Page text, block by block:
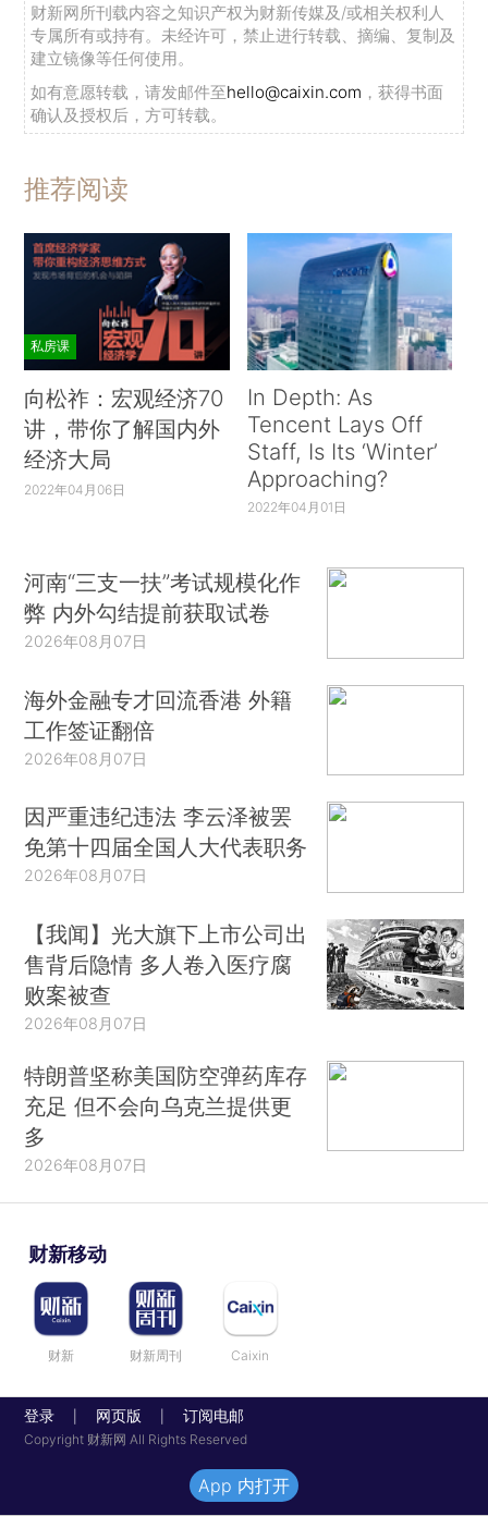
财新网所刊载内容之知识产权为财新传媒及/或相关权利人
专属所有或持有。未经许可，禁止进行转载、摘编、复制及
建立镜像等任何使用。
如有意愿转载，请发邮件至hello@caixin.com ，获得书面
确认及授权后，方可转载。
推荐阅读
私房课
向松祚：宏观经济70
讲，带你了解国内外
经济大局
2022年04月06日
In Depth: As
Tencent Lays Off
Staff, Is Its ‘Winter’
Approaching?
2022年04月01日
河南“三支一扶”考试规模化作
弊 内外勾结提前获取试卷
2026年08月07日
海外金融专才回流香港 外籍
工作签证翻倍
2026年08月07日
因严重违纪违法 李云泽被罢
免第十四届全国人大代表职务
2026年08月07日
【我闻】光大旗下上市公司出
售背后隐情 多人卷入医疗腐
败案被查
2026年08月07日
特朗普坚称美国防空弹药库存
充足 但不会向乌克兰提供更
多
2026年08月07日
财新移动
财新 财新周刊 Caixin
登录 网页版 订阅电邮
Copyright 财新网 All Rights Reserved
App 内打开